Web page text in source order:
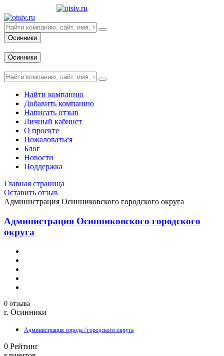
Осинники
Осинники
Найти компанию
Добавить компанию
Написать отзыв
Личный кабинет
О проекте
Пожаловаться
Блог
Новости
Поддержка
Главная страница
Оставить отзыв
Администрация Осинниковского городского округа
Администрация Осинниковского городского
округа
0 отзыва
г. Осинники
Администрация города / городского округа
0 Рейтинг